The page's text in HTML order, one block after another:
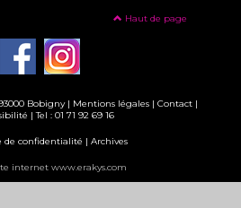
Haut de page
Bobigny | Mentions légales| Contact|
| Tel : 01 71 92 69 16
de confidentialité | Archives
internet www.erakys.com